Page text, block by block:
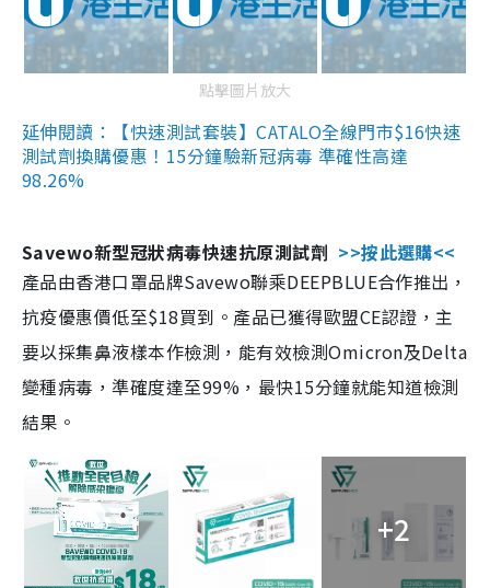
點擊圖片放大
延伸閱讀：【快速測試套裝】CATALO全線門市$16快速
測試劑換購優惠！15分鐘驗新冠病毒 準確性高達
98.26%
Savewo新型冠狀病毒快速抗原測試劑 >>按此選購<<
產品由香港口罩品牌Savewo聯乘DEEPBLUE合作推出，
抗疫優惠價低至$18買到。產品已獲得歐盟CE認證，主
要以採集鼻液樣本作檢測，能有效檢測Omicron及Delta
變種病毒，準確度達至99%，最快15分鐘就能知道檢測
結果。
+2